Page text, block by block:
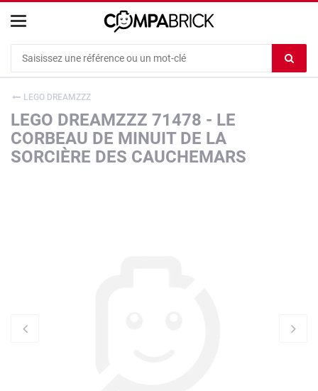
le
LEGO DREAMZZZ
LEGO DREAMZZZ 71478 - LE
CORBEAU DE MINUIT DE LA
SORCIÈRE DES CAUCHEMARS
Cookies management panel